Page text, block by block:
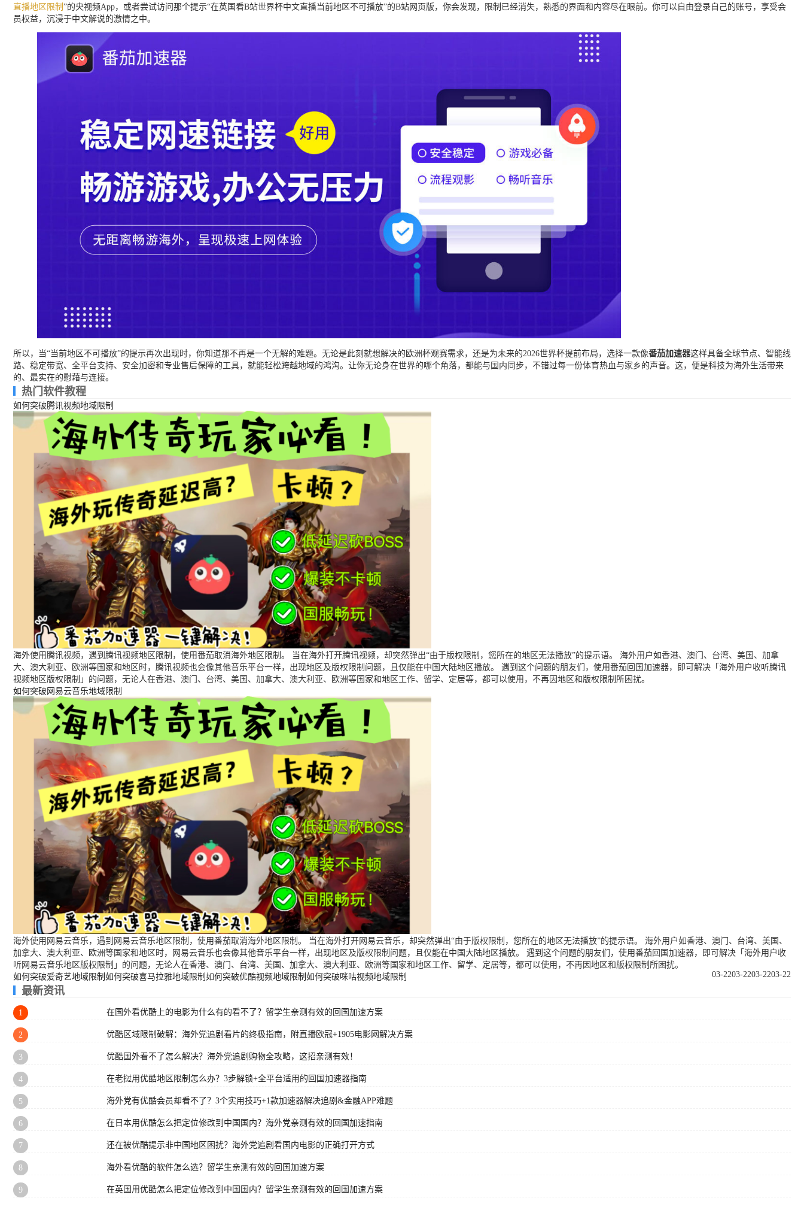
直播地区限制 ”的央视频App，或者尝试访问那个提示“在英国看B站世界杯中文直播当前地区不可播放”的B站网页版，你会发现，限制已经消失，熟悉的界面和内容尽在眼前。你可以自由登录自己的账号，享受会
员权益，沉浸于中文解说的激情之中。
所以，当“当前地区不可播放”的提示再次出现时，你知道那不再是一个无解的难题。无论是此刻就想解决的欧洲杯观赛需求，还是为未来的2026世界杯提前布局，选择一款像番茄加速器这样具备全球节点、智能线
路、稳定带宽、全平台支持、安全加密和专业售后保障的工具，就能轻松跨越地域的鸿沟。让你无论身在世界的哪个角落，都能与国内同步，不错过每一份体育热血与家乡的声音。这，便是科技为海外生活带来
的、最实在的慰藉与连接。
热门软件教程
如何突破腾讯视频地域限制
海外使用腾讯视频，遇到腾讯视频地区限制，使用番茄取消海外地区限制。 当在海外打开腾讯视频，却突然弹出“由于版权限制，您所在的地区无法播放”的提示语。 海外用户如香港、澳门、台湾、美国、加拿
大、澳大利亚、欧洲等国家和地区时，腾讯视频也会像其他音乐平台一样，出现地区及版权限制问题，且仅能在中国大陆地区播放。 遇到这个问题的朋友们，使用番茄回国加速器，即可解决「海外用户收听腾讯
视频地区版权限制」的问题，无论人在香港、澳门、台湾、美国、加拿大、澳大利亚、欧洲等国家和地区工作、留学、定居等，都可以使用，不再因地区和版权限制所困扰。
如何突破网易云音乐地域限制
海外使用网易云音乐，遇到网易云音乐地区限制，使用番茄取消海外地区限制。 当在海外打开网易云音乐，却突然弹出“由于版权限制，您所在的地区无法播放”的提示语。 海外用户如香港、澳门、台湾、美国、
加拿大、澳大利亚、欧洲等国家和地区时，网易云音乐也会像其他音乐平台一样，出现地区及版权限制问题，且仅能在中国大陆地区播放。 遇到这个问题的朋友们，使用番茄回国加速器，即可解决「海外用户收
听网易云音乐地区版权限制」的问题，无论人在香港、澳门、台湾、美国、加拿大、澳大利亚、欧洲等国家和地区工作、留学、定居等，都可以使用，不再因地区和版权限制所困扰。
如何突破爱奇艺地域限制
03-22
如何突破喜马拉雅地域限制 03-22
如何突破优酷视频地域限制 03-22
如何突破咪咕视频地域限制 03-22
最新资讯
1 在国外看优酷上的电影为什么有的看不了？留学生亲测有效的回国加速方案
2 优酷区域限制破解：海外党追剧看片的终极指南，附直播欧冠+1905电影网解决方案
3 优酷国外看不了怎么解决？海外党追剧购物全攻略，这招亲测有效！
4 在老挝用优酷地区限制怎么办？3步解锁+全平台适用的回国加速器指南
5 海外党有优酷会员却看不了？3个实用技巧+1款加速器解决追剧&金融APP难题
6 在日本用优酷怎么把定位修改到中国国内？海外党亲测有效的回国加速指南
7 还在被优酷提示非中国地区困扰？海外党追剧看国内电影的正确打开方式
8 海外看优酷的软件怎么选？留学生亲测有效的回国加速方案
9 在英国用优酷怎么把定位修改到中国国内？留学生亲测有效的回国加速方案